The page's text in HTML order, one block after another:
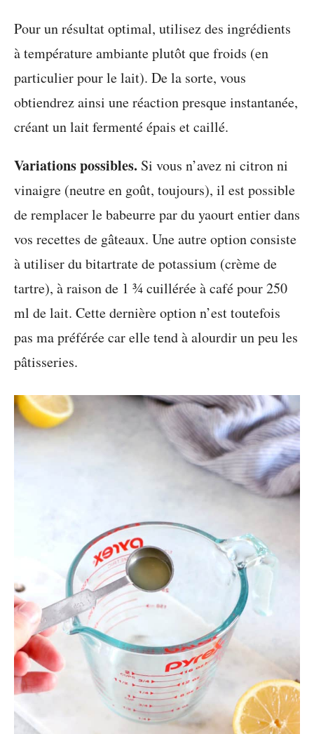
Pour un résultat optimal, utilisez des ingrédients
à température ambiante plutôt que froids (en
particulier pour le lait). De la sorte, vous
obtiendrez ainsi une réaction presque instantanée,
créant un lait fermenté épais et caillé.
Variations possibles. Si vous n’avez ni citron ni
vinaigre (neutre en goût, toujours), il est possible
de remplacer le babeurre par du yaourt entier dans
vos recettes de gâteaux. Une autre option consiste
à utiliser du bitartrate de potassium (crème de
tartre), à raison de 1 ¾ cuillérée à café pour 250
ml de lait. Cette dernière option n’est toutefois
pas ma préférée car elle tend à alourdir un peu les
pâtisseries.